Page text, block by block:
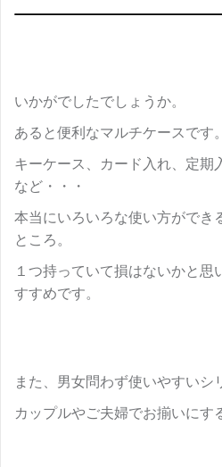
いかがでしたでしょうか。
あると便利なマルチケースです。
キーケース、カード入れ、定期
など・・・
本当にいろいろな使い方ができ
ところ。
１つ持っていて損はないかと思
すすめです。
また、男女問わず使いやすいシ
カップルやご夫婦でお揃いにす